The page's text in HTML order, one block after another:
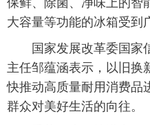
保鲜、除菌、净味上的智
大容量等功能的冰箱受到
国家发展改革委国家
主任邹蕴涵表示，以旧换
快推动高质量耐用消费品
群众对美好生活的向往。